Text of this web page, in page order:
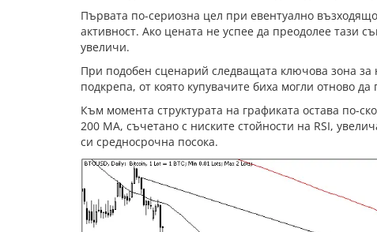
Първата по-сериозна цел при евентуално
активност. Ако цената не успее да преодолее тази
увеличи.
При подобен сценарий следващата ключова зона за
подкрепа, от която купувачите биха могли отново
Към момента структурата на графиката остава по-
200 MA, съчетано с ниските стойности на RSI,
си средносрочна посока.